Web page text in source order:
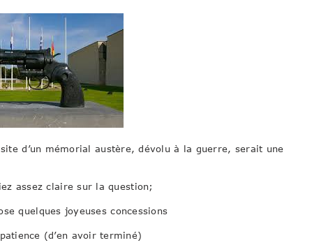
d’un mémorial austère, dévolu à la guerre, serait une
assez claire sur la question;
quelques joyeuses concessions
(d’en avoir terminé)